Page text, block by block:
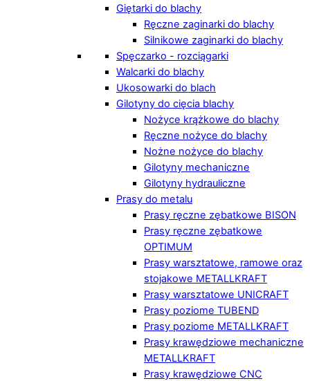
Giętarki do blachy
Ręczne zaginarki do blachy
Silnikowe zaginarki do blachy
Spęczarko - rozciągarki
Walcarki do blachy
Ukosowarki do blach
Gilotyny do cięcia blachy
Nożyce krążkowe do blachy
Ręczne nożyce do blachy
Nożne nożyce do blachy
Gilotyny mechaniczne
Gilotyny hydrauliczne
Prasy do metalu
Prasy ręczne zębatkowe BISON
Prasy ręczne zębatkowe
OPTIMUM
Prasy warsztatowe, ramowe oraz
stojakowe METALLKRAFT
Prasy warsztatowe UNICRAFT
Prasy poziome TUBEND
Prasy poziome METALLKRAFT
Prasy krawędziowe mechaniczne
METALLKRAFT
Prasy krawędziowe CNC